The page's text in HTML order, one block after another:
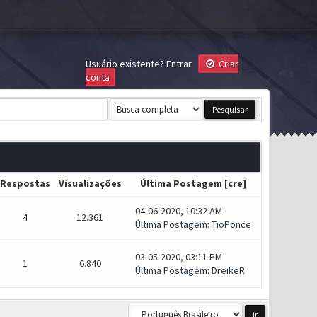
Usuário existente? Entrar
Criar
conta
Respostas Visualizações Última Postagem [cre]
4 12.361
04-06-2020, 10:32 AM
Última Postagem: TioPonce
1 6.840
03-05-2020, 03:11 PM
Última Postagem: DreikeR